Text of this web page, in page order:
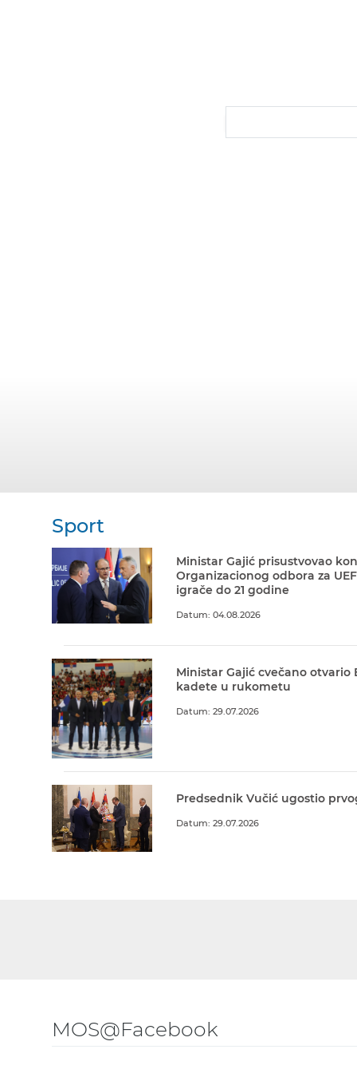
Sport
Ministar Gajić prisustvovao
Organizacionog odbora za
igrače do 21 godine
Datum: 04.08.2026
Ministar Gajić cvečano otvario
kadete u rukometu
Datum: 29.07.2026
Predsednik Vučić ugostio
Datum: 29.07.2026
MOS@Facebook